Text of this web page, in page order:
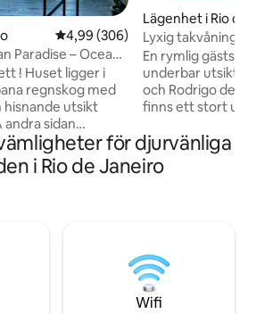
4,99 av 5 i genomsnittligt
4,99 (306)
Paradise – Ocean
! Huset ligger i
regnskog med
utsikt
sidan
km från asfalten
bil från Leblon
Vill du ha lugn
är att ha en bil
Jag kan
Lägenhet i Rio de
Lyxig takvåning
avskildhet.
En rymlig gästsvit
underbar utsikt
och Rodrigo de
finns ett stort
ångbastu med
kylskåp, en
Airfryer och
bilresa till
Ipanema
för djurvänliga
i Rio de Janeiro
Wifi